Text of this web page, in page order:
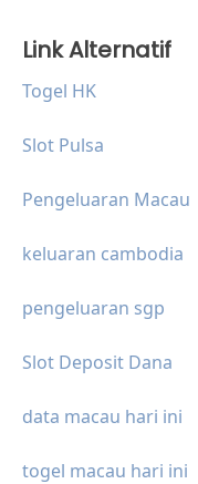
Link Alternatif
Togel HK
Slot Pulsa
Pengeluaran Macau
keluaran cambodia
pengeluaran sgp
Slot Deposit Dana
data macau hari ini
togel macau hari ini